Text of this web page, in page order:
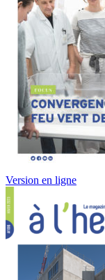
Version en ligne